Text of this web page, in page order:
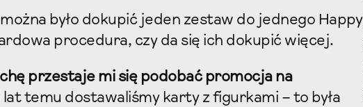
było dokupić jeden zestaw do jednego Happy
procedura, czy da się ich dokupić więcej.
przestaje mi się podobać promocja na
lat temu dostawaliśmy karty z figurkami – to była